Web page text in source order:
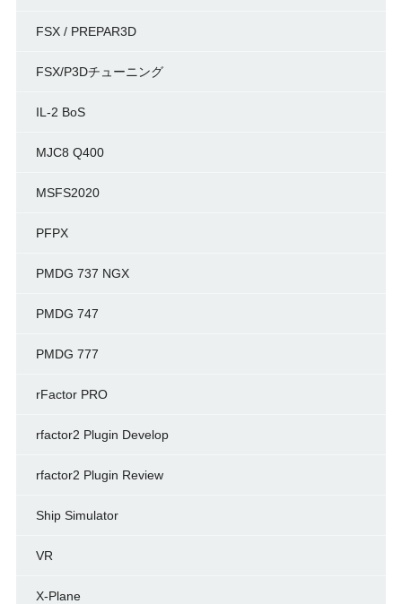
FSX / PREPAR3D
FSX/P3Dチューニング
IL-2 BoS
MJC8 Q400
MSFS2020
PFPX
PMDG 737 NGX
PMDG 747
PMDG 777
rFactor PRO
rfactor2 Plugin Develop
rfactor2 Plugin Review
Ship Simulator
VR
X-Plane